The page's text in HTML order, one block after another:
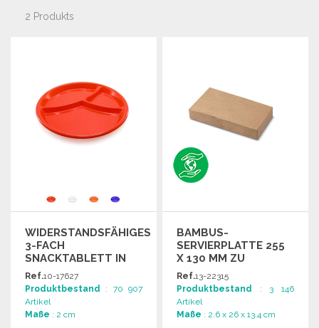
2 Produkts
WIDERSTANDSFÄHIGES
3-FACH
SNACKTABLETT IN
FARBEN
Ref.10-17627
Produktbestand : 70 907
Artikel
Maße : 2 cm
BAMBUS-
SERVIERPLATTE 255
X 130 MM ZU
GROSSHANDELSPREISEN
Ref.13-22315
Produktbestand : 3 146
Artikel
Maße : 2.6 x 26 x 13.4 cm